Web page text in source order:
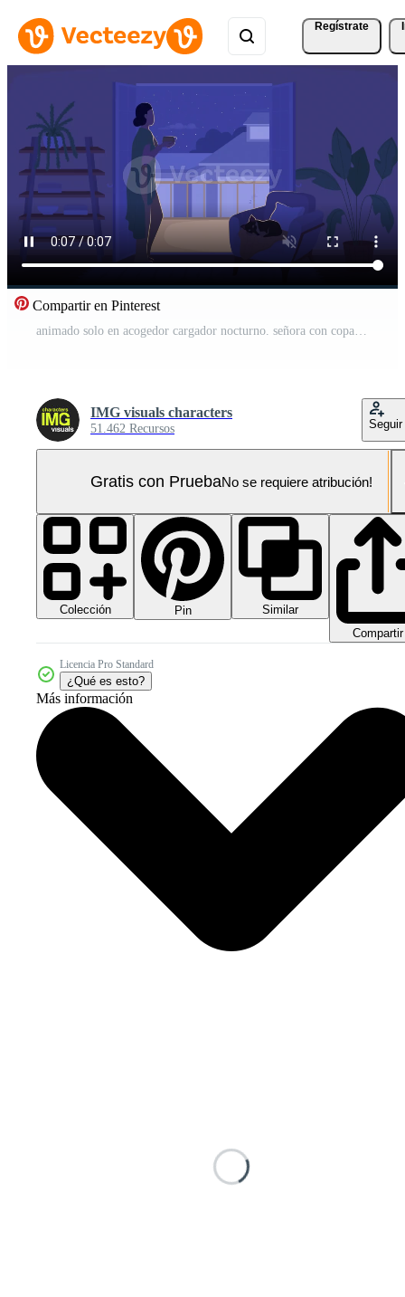
Regístrate
Compartir en Pinterest
animado solo en acogedor cargador nocturno. señora con copa admirar la vista desde el balcón. bucle de animación de personajes de dibujos animados 2d de color plano con la noche en el fondo. cargando video de progreso 4k con canal alfa Vídeo Pro
IMG visuals characters
51.462 Recursos Seguir
Gratis con PruebaNo se requiere atribución!
Colección Pin
Similar
Compartir
Licencia Pro Standard
¿Qué es esto?
Más información